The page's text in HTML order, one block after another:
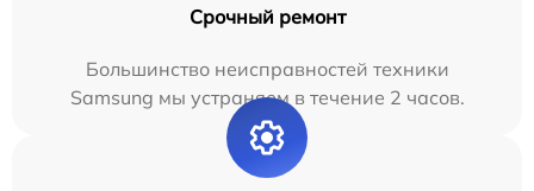
Срочный ремонт
Большинство неисправностей техники
Samsung мы устраняем в течение 2 часов.